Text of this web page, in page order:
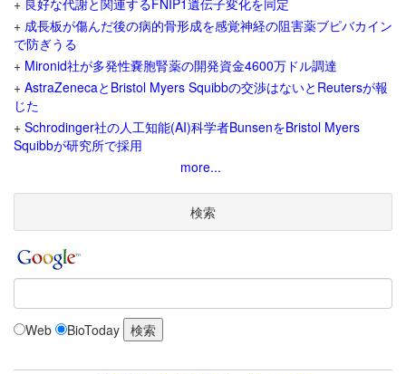
+ 良好な代謝と関連するFNIP1遺伝子変化を同定
+ 成長板が傷んだ後の病的骨形成を感覚神経の阻害薬ブピバカイン
で防ぎうる
+ Mironid社が多発性嚢胞腎薬の開発資金4600万ドル調達
+ AstraZenecaとBristol Myers Squibbの交渉はないとReutersが報
じた
+ Schrodinger社の人工知能(AI)科学者BunsenをBristol Myers
Squibbが研究所で採用
more...
検索
Web BioToday